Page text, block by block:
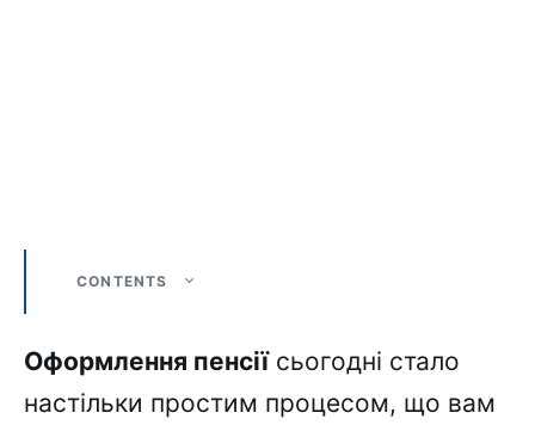
CONTENTS
Оформлення пенсіїсьогодні стало
настільки простим процесом, що вам